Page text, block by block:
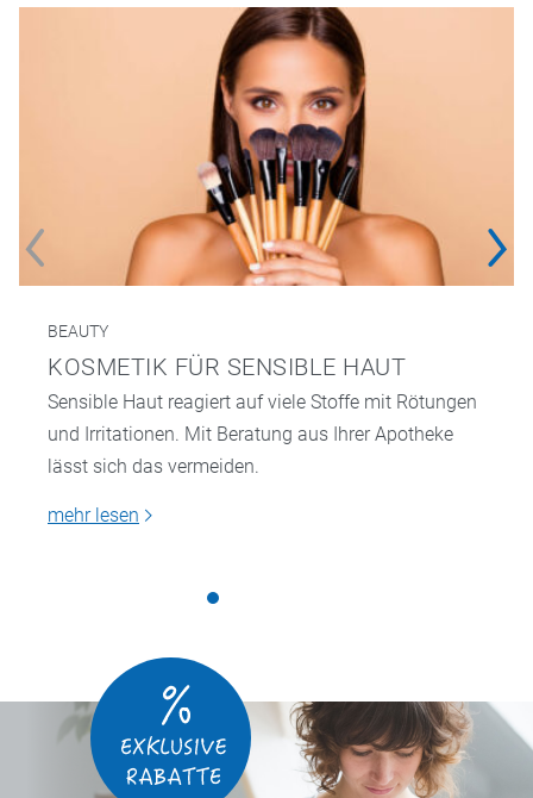
BEAUTY
KOSMETIK FÜR SENSIBLE HAUT
Sensible Haut reagiert auf viele Stoffe mit Rötungen
und Irritationen. Mit Beratung aus Ihrer Apotheke
lässt sich das vermeiden.
mehr lesen